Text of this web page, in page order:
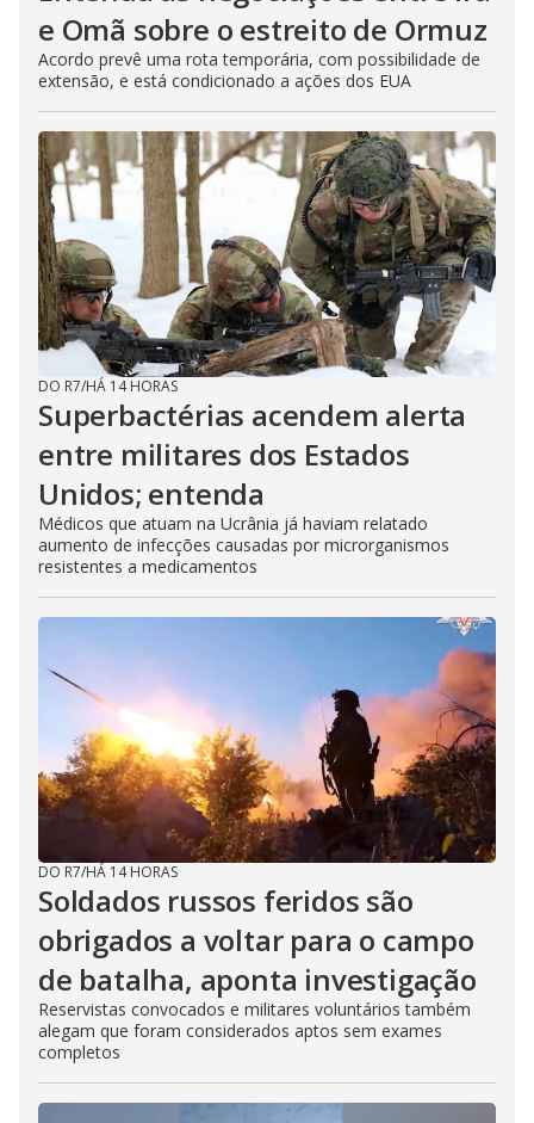
e Omã sobre o estreito de Ormuz
Acordo prevê uma rota temporária, com possibilidade de
extensão, e está condicionado a ações dos EUA
DO R7/HÁ 14 HORAS
Superbactérias acendem alerta
entre militares dos Estados
Unidos; entenda
Médicos que atuam na Ucrânia já haviam relatado
aumento de infecções causadas por microrganismos
resistentes a medicamentos
DO R7/HÁ 14 HORAS
Soldados russos feridos são
obrigados a voltar para o campo
de batalha, aponta investigação
Reservistas convocados e militares voluntários também
alegam que foram considerados aptos sem exames
completos